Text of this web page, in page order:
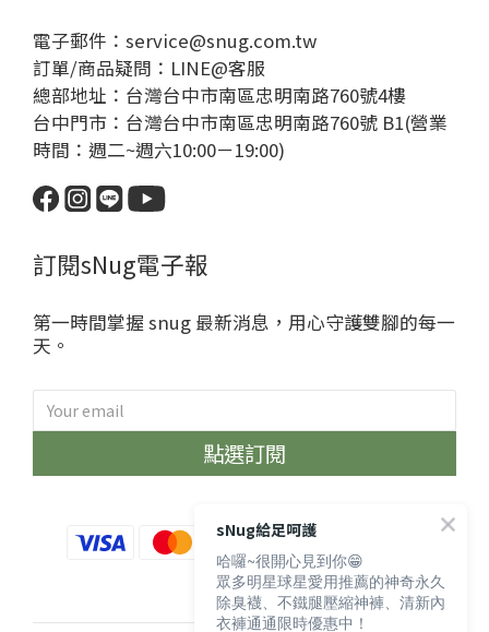
電子郵件：service@snug.com.tw
訂單/商品疑問： LINE@客服
總部地址：台灣台中市南區忠明南路760號4樓
台中門市：台灣台中市南區忠明南路760號 B1(營業
時間：週二~週六10:00－19:00)
訂閱sNug電子報
第一時間掌握 snug 最新消息，用心守護雙腳的每一
天。
點選訂閱
sNug給足呵護
哈囉~很開心見到你😁
眾多明星球星愛用推薦的神奇永久
除臭襪、不鐵腿壓縮神褲、清新內
衣褲通通限時優惠中！